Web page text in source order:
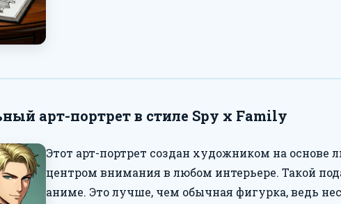
арт-портрет в стиле Spy x Family
Этот арт-портрет создан художником на
центром внимания в любом интерьере. Такой
аниме. Это лучше, чем обычная фигурка, ведь